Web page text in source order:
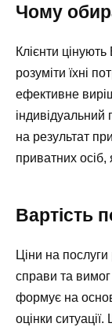
Чому
Клієнти
розуміти їхні
ефективне
індивідуальний
на результат
приватних осіб,
Вартість
Ціни на послуги
справи та вимог
формує на
оцінки